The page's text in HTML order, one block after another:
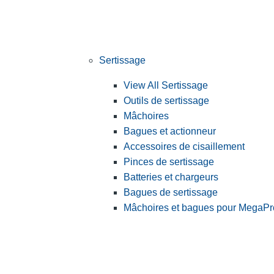
Sertissage
View All Sertissage
Outils de sertissage
Mâchoires
Bagues et actionneur
Accessoires de cisaillement
Pinces de sertissage
Batteries et chargeurs
Bagues de sertissage
Mâchoires et bagues pour